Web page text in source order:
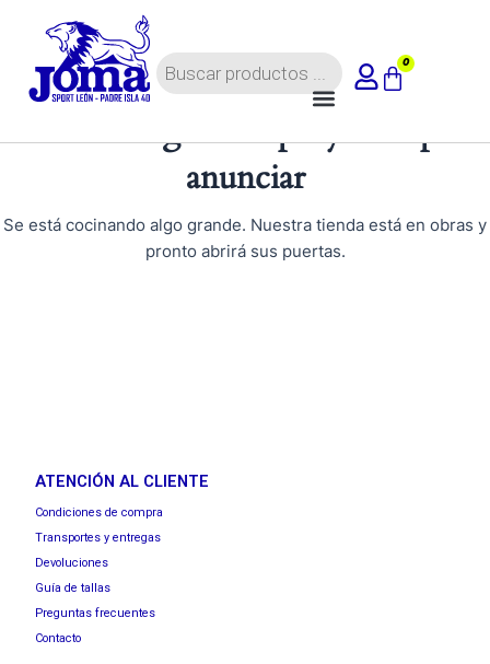
contenido
Búsqueda
de
Menú
0
Tenemos grandes proyectos por
anunciar
Se está cocinando algo grande. Nuestra tienda está en obras y
pronto abrirá sus puertas.
ATENCIÓN AL CLIENTE
Condiciones de compra
Transportes y entregas
Devoluciones
Guía de tallas
Preguntas frecuentes
Contacto